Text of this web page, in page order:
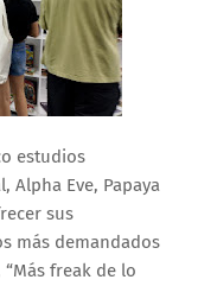
estudios
Alpha Eve, Papaya
sus
más demandados
“Más freak de lo